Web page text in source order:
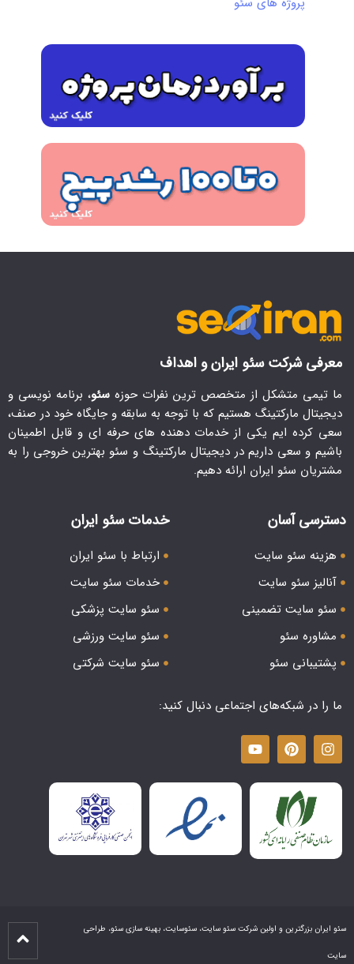
معرفی شرکت سئو ایران و اهداف
ما تیمی متشکل از متخصص ترین نفرات حوزه سئو، برنامه نویسی و
دیجیتال مارکتینگ هستیم که با توجه به سابقه و جایگاه خود در صنف،
سعی کرده ایم یکی از خدمات دهنده های حرفه ای و قابل اطمینان
باشیم و سعی داریم در دیجیتال مارکتینگ و سئو بهترین خروجی را به
مشتریان سئو ایران ارائه دهیم.
دسترسی آسان
هزینه سئو سایت
آنالیز سئو سایت
سئو سایت تضمینی
مشاوره سئو
پشتیبانی سئو
خدمات سئو ایران
ارتباط با سئو ایران
خدمات سئو سایت
سئو سایت پزشکی
سئو سایت ورزشی
سئو سایت شرکتی
ما را در شبکه‌های اجتماعی دنبال کنید:
سئو ایران بزرگترین و اولین شرکت سئو سایت، سئوسایت، بهینه سازی سئو، طراحی
سایت